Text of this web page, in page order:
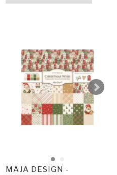
MAJA DESIGN -